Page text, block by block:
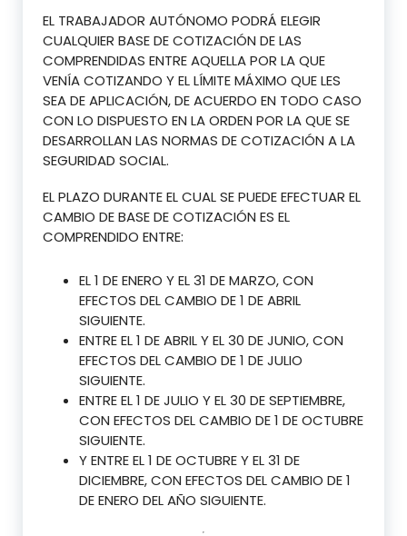
EL TRABAJADOR AUTÓNOMO PODRÁ ELEGIR
CUALQUIER BASE DE COTIZACIÓN DE LAS
COMPRENDIDAS ENTRE AQUELLA POR LA QUE
VENÍA COTIZANDO Y EL LÍMITE MÁXIMO QUE LES
SEA DE APLICACIÓN, DE ACUERDO EN TODO CASO
CON LO DISPUESTO EN LA ORDEN POR LA QUE SE
DESARROLLAN LAS NORMAS DE COTIZACIÓN A LA
SEGURIDAD SOCIAL.
EL PLAZO DURANTE EL CUAL SE PUEDE EFECTUAR EL
CAMBIO DE BASE DE COTIZACIÓN ES EL
COMPRENDIDO ENTRE:
EL 1 DE ENERO Y EL 31 DE MARZO, CON
EFECTOS DEL CAMBIO DE 1 DE ABRIL
SIGUIENTE.
ENTRE EL 1 DE ABRIL Y EL 30 DE JUNIO, CON
EFECTOS DEL CAMBIO DE 1 DE JULIO
SIGUIENTE.
ENTRE EL 1 DE JULIO Y EL 30 DE SEPTIEMBRE,
CON EFECTOS DEL CAMBIO DE 1 DE OCTUBRE
SIGUIENTE.
Y ENTRE EL 1 DE OCTUBRE Y EL 31 DE
DICIEMBRE, CON EFECTOS DEL CAMBIO DE 1
DE ENERO DEL AÑO SIGUIENTE.